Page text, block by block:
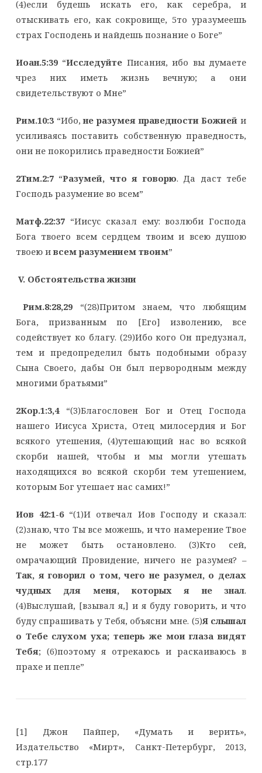
(4)если будешь искать его, как серебра, и
отыскивать его, как сокровище, 5то уразумеешь
страх Господень и найдешь познание о Боге”
Иоан.5:39“Исследуйте Писания, ибо вы думаете
чрез них иметь жизнь вечную; а они
свидетельствуют о Мне”
Рим.10:3“Ибо,не разумея праведности Божией и
усиливаясь поставить собственную праведность,
они не покорились праведности Божией”
2Тим.2:7“Разумей, что я говорю. Да даст тебе
Господь разумение во всем”
Матф.22:37“Иисус сказал ему: возлюби Господа
Бога твоего всем сердцем твоим и всею душою
твоею ивсем разумением твоим”
V. Обстоятельства жизни
Рим.8:28,29 “(28)Притом знаем, что любящим
Бога, призванным по [Его] изволению, все
содействует ко благу. (29)Ибо кого Он предузнал,
тем и предопределил быть подобными образу
Сына Своего, дабы Он был первородным между
многими братьями”
2Кор.1:3,4“(3)Благословен Бог и Отец Господа
нашего Иисуса Христа, Отец милосердия и Бог
всякого утешения, (4)утешающий нас во всякой
скорби нашей, чтобы и мы могли утешать
находящихся во всякой скорби тем утешением,
которым Бог утешает нас самих!”
Иов 42:1-6“(1)И отвечал Иов Господу и сказал:
(2)знаю, что Ты все можешь, и что намерение Твое
не может быть остановлено. (3)Кто сей,
омрачающий Провидение, ничего не разумея? –
Так, я говорил о том, чего не разумел, о делах
чудных для меня, которых я не знал.
(4)Выслушай, [взывал я,] и я буду говорить, и что
буду спрашивать у Тебя, объясни мне. (5)Я слышал
о Тебе слухом уха; теперь же мои глаза видят
Тебя; (6)поэтому я отрекаюсь и раскаиваюсь в
прахе и пепле”
[1] Джон Пайпер, «Думать и верить»,
Издательство «Мирт», Санкт-Петербург, 2013,
стр.177